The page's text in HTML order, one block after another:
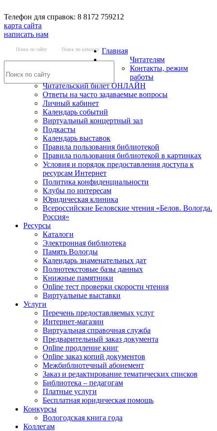
Телефон для справок: 8 8172 759212
карта сайта
написать нам
Поиск по сайту Поиск по каталогу Главная
Читателям
Контакты, режим
работы
Читательский билет ОНЛАЙН
Ответы на часто задаваемые вопросы
Личный кабинет
Календарь событий
Виртуальный концертный зал
Подкасты
Календарь выставок
Правила пользования библиотекой
Правила пользования библиотекой в картинках
Условия и порядок предоставления доступа к
ресурсам Интернет
Политика конфиденциальности
Клубы по интересам
Юридическая клиника
Всероссийские Беловские чтения «Белов. Вологда.
Россия»
Ресурсы
Каталоги
Электронная библиотека
Память Вологды
Календарь знаменательных дат
Полнотекстовые базы данных
Книжные памятники
Online тест проверки скорости чтения
Виртуальные выставки
Услуги
Перечень предоставляемых услуг
Интернет-магазин
Виртуальная справочная служба
Предварительный заказ документа
Online продление книг
Online заказ копий документов
Межбиблиотечный абонемент
Заказ и редактирование тематических списков
Библиотека – педагогам
Платные услуги
Бесплатная юридическая помощь
Конкурсы
Вологодская книга года
Коллегам